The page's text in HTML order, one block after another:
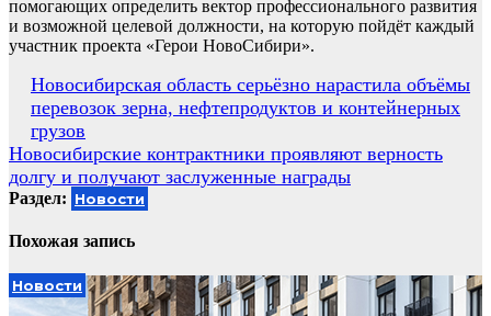
помогающих определить вектор профессионального развития
и возможной целевой должности, на которую пойдёт каждый
участник проекта «Герои НовоСибири».
Навигация
по
записям
Новосибирская область серьёзно нарастила объёмы
перевозок зерна, нефтепродуктов и контейнерных
грузов
Новосибирские контрактники проявляют верность
долгу и получают заслуженные награды
Раздел: Новости
Похожая запись
Новости